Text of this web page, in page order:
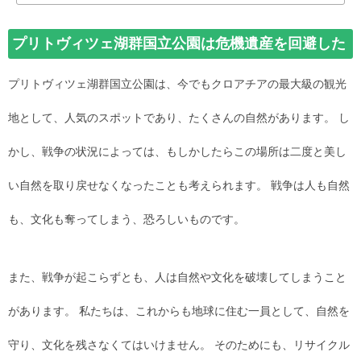
プリトヴィツェ湖群国立公園は危機遺産を回避した
プリトヴィツェ湖群国立公園は、今でもクロアチアの最大級の観光
地として、人気のスポットであり、たくさんの自然があります。 し
かし、戦争の状況によっては、もしかしたらこの場所は二度と美し
い自然を取り戻せなくなったことも考えられます。 戦争は人も自然
も、文化も奪ってしまう、恐ろしいものです。
また、戦争が起こらずとも、人は自然や文化を破壊してしまうこと
があります。 私たちは、これからも地球に住む一員として、自然を
守り、文化を残さなくてはいけません。 そのためにも、リサイクル